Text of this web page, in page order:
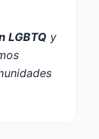
LGBTQ y